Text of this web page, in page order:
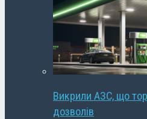
Викрили АЗС, що
дозволів